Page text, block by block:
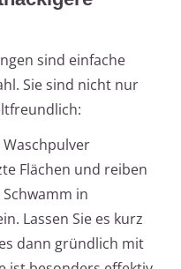
sind einfache
Sie sind nicht nur
Waschpulver
Flächen und reiben
in
Lassen Sie es kurz
dann gründlich mit